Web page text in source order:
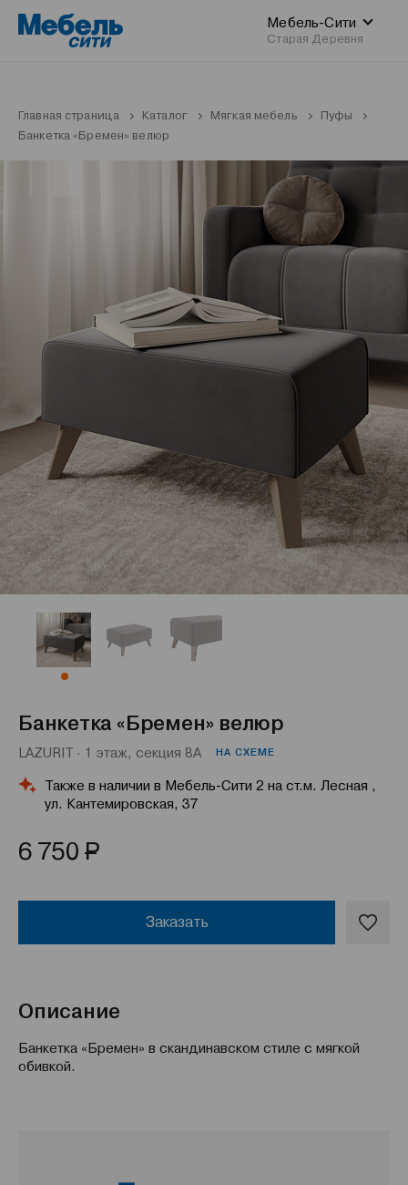
Мебель-Сити
Старая Деревня
Главная страница Каталог Мягкая мебель
Пуфы
Банкетка «Бремен» велюр
Банкетка «Бремен» велюр
LAZURIT · 1 этаж, секция 8А НА СХЕМЕ
Также в наличии в Мебель-Сити 2 на ст.м. Лесная ,
ул. Кантемировская, 37
6 750 Р
Заказать
Описание
Банкетка «Бремен» в скандинавском стиле с мягкой
обивкой.